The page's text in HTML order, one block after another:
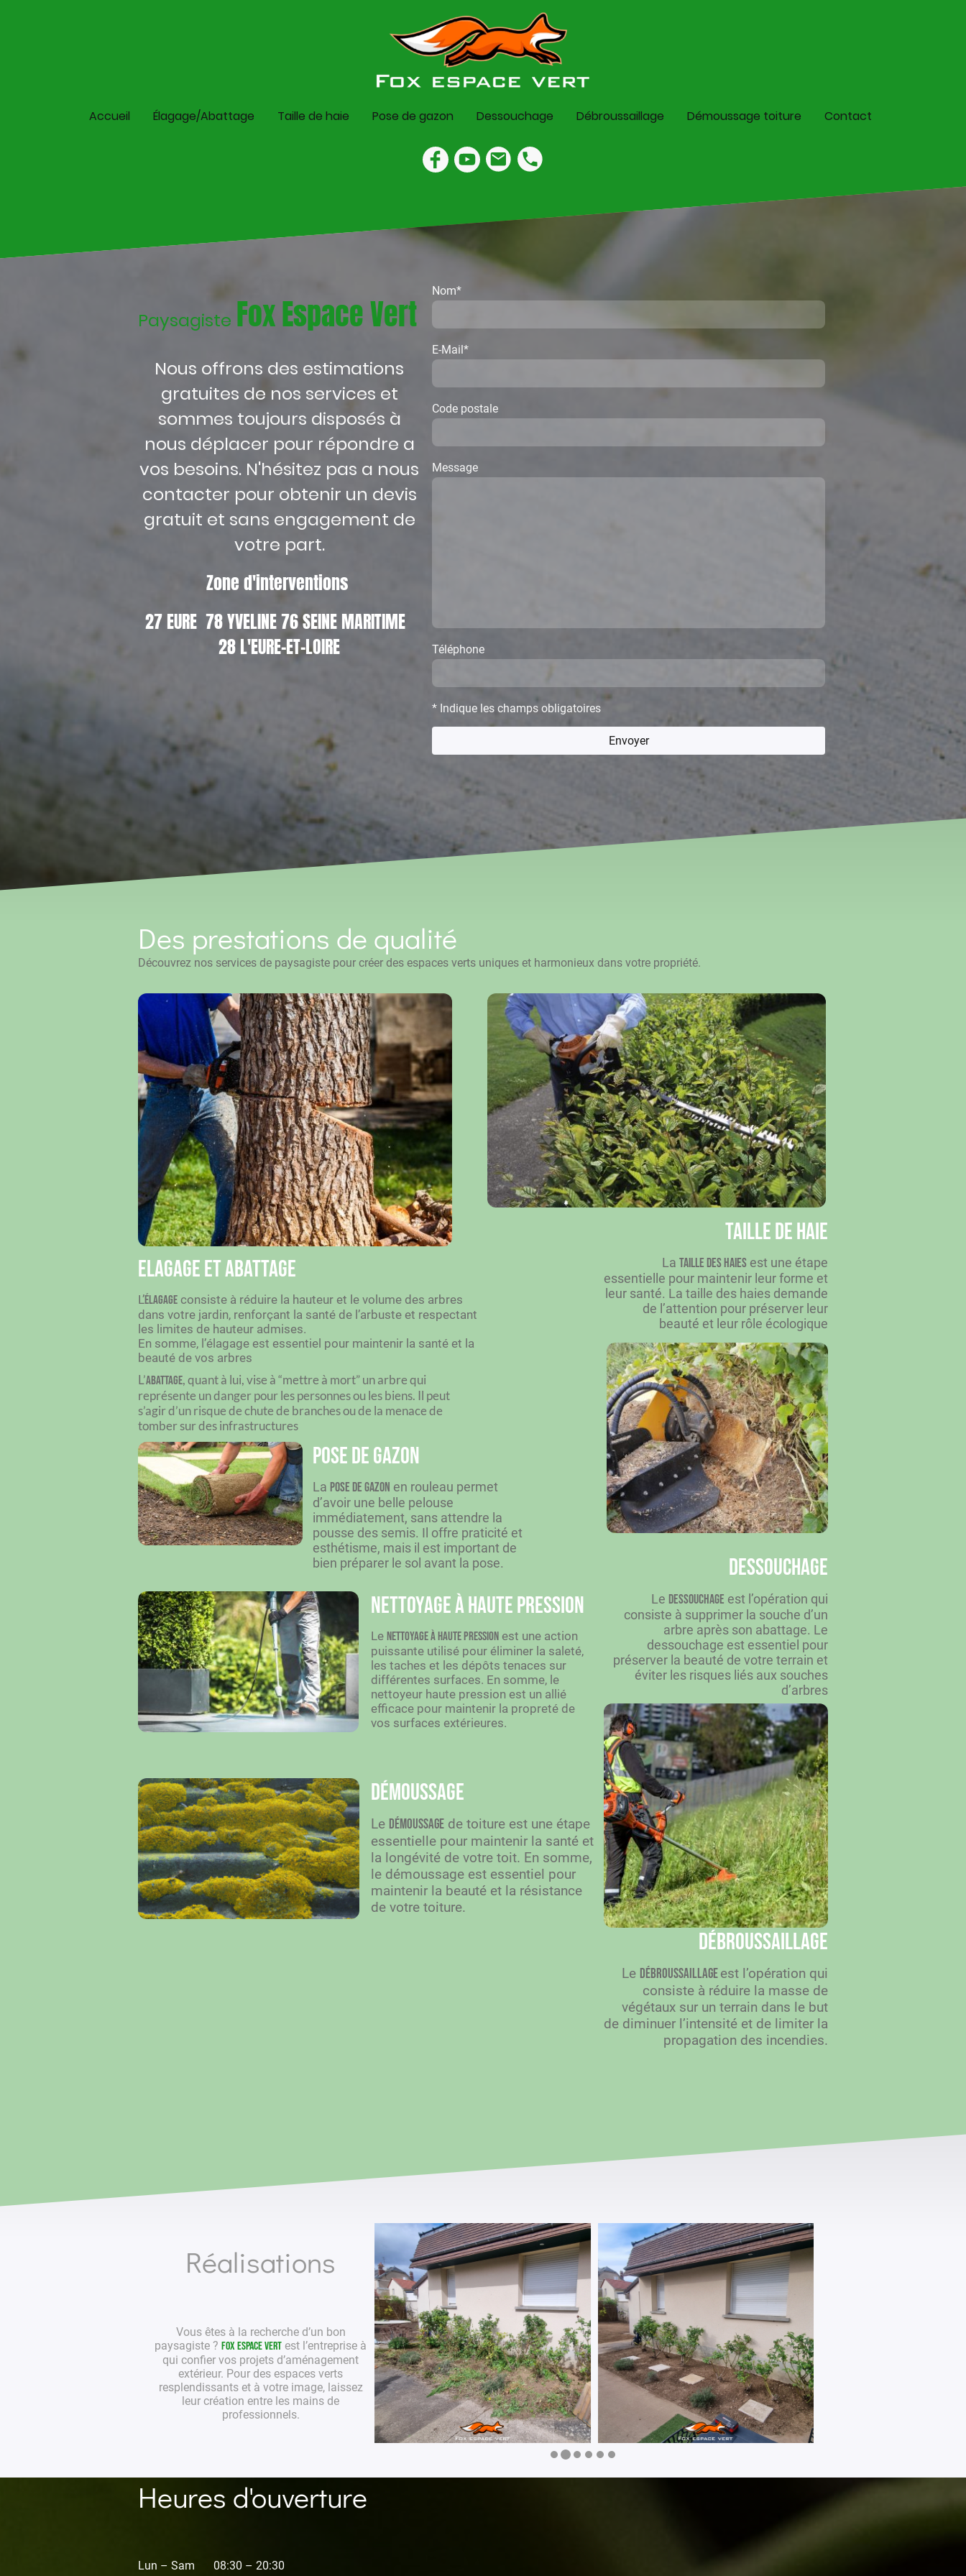
Accueil Élagage/Abattage Taille de haie Pose de gazon Dessouchage Débroussaillage Démoussage toiture Contact
Nous offrons des estimations
gratuites de nos services et
sommes toujours disposés à
nous déplacer pour répondre a
vos besoins. N'hésitez pas a nous
contacter pour obtenir un devis
gratuit et sans engagement de
votre part.
Zone d'interventions
27 EURE 78 YVELINE 76 SEINE MARITIME
28 L'EURE-ET-LOIRE
Nom*
E-Mail *
Code postale
Message
Téléphone
* Indique les champs obligatoires
Envoyer
Paysagiste Fox Espace Vert
Des prestations de qualité
Découvrez nos services de paysagiste pour créer des espaces verts uniques et harmonieux dans votre propriété.
Elagage et abattage
L’élagage consiste à réduire la hauteur et le volume des arbres
dans votre jardin, renforçant la santé de l’arbuste et respectant
les limites de hauteur admises.
En somme, l’élagage est essentiel pour maintenir la santé et la
beauté de vos arbres
L’abattage, quant à lui, vise à “mettre à mort” un arbre qui
représente un danger pour les personnes ou les biens. Il peut
s’agir d’un risque de chute de branches ou de la menace de
tomber sur des infrastructures
Taille de haie
La taille des haies est une étape
essentielle pour maintenir leur forme et
leur santé. La taille des haies demande
de l’attention pour préserver leur
beauté et leur rôle écologique
Pose de gazon
La pose de gazon en rouleau permet
d’avoir une belle pelouse
immédiatement, sans attendre la
pousse des semis. Il offre praticité et
esthétisme, mais il est important de
bien préparer le sol avant la pose.
Nettoyage à haute pression
Le nettoyage à haute pression est une action
puissante utilisé pour éliminer la saleté,
les taches et les dépôts tenaces sur
différentes surfaces. En somme, le
nettoyeur haute pression est un allié
efficace pour maintenir la propreté de
vos surfaces extérieures.
Dessouchage
Le dessouchage est l’opération qui
consiste à supprimer la souche d’un
arbre après son abattage. Le
dessouchage est essentiel pour
préserver la beauté de votre terrain et
éviter les risques liés aux souches
d’arbres
Démoussage
Le démoussage de toiture est une étape
essentielle pour maintenir la santé et
la longévité de votre toit. En somme,
le démoussage est essentiel pour
maintenir la beauté et la résistance
de votre toiture.
Le débroussaillageest l’opération qui
consiste à réduire la masse de
végétaux sur un terrain dans le but
de diminuer l’intensité et de limiter la
propagation des incendies.
Débroussaillage
Réalisations
Vous êtes à la recherche d’un bon
paysagiste ?Fox Espace Vert est l’entreprise à
qui confier vos projets d’aménagement
extérieur. Pour desespaces verts
resplendissants et à votre image, laissez
leur création entre les mains de
professionnels.
Heures d'ouverture
Lun – Sam 08:30 – 20:30